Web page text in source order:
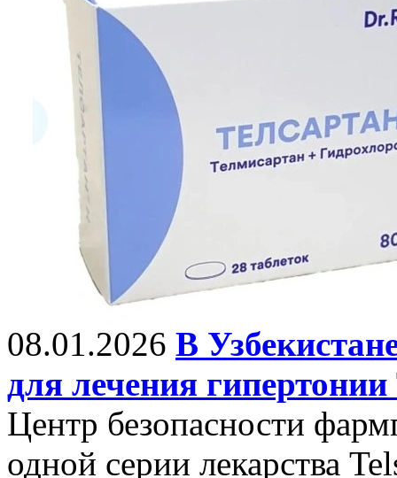
08.01.2026 В
для лечения
Центр безопасности
одной серии лекарства